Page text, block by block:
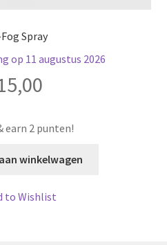
Spray
op 11 augustus 2026
earn 2 punten!
winkelwagen
to Wishlist